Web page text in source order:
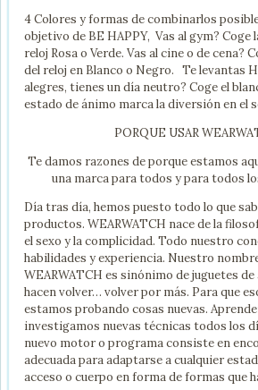
4 Colores y formas de combinarlos
objetivo de BE HAPPY, Vas al gym?
reloj Rosa o Verde. Vas al cine o de cena?
del reloj en Blanco o Negro. Te levantas
alegres, tienes un día neutro? Coge el
estado de ánimo marca la diversión en el
PORQUE USAR
Te damos razones de porque estamos
una marca para todos y para todos
Día tras día, hemos puesto todo lo que
productos. WEARWATCH nace de la
el sexo y la complicidad. Todo nuestro
habilidades y experiencia. Nuestro
WEARWATCH es sinónimo de juguetes
hacen volver… volver por más. Para que
estamos probando cosas nuevas.
investigamos nuevas técnicas todos los
nuevo motor o programa consiste en
adecuada para adaptarse a cualquier
acceso o cuerpo en forma de formas que